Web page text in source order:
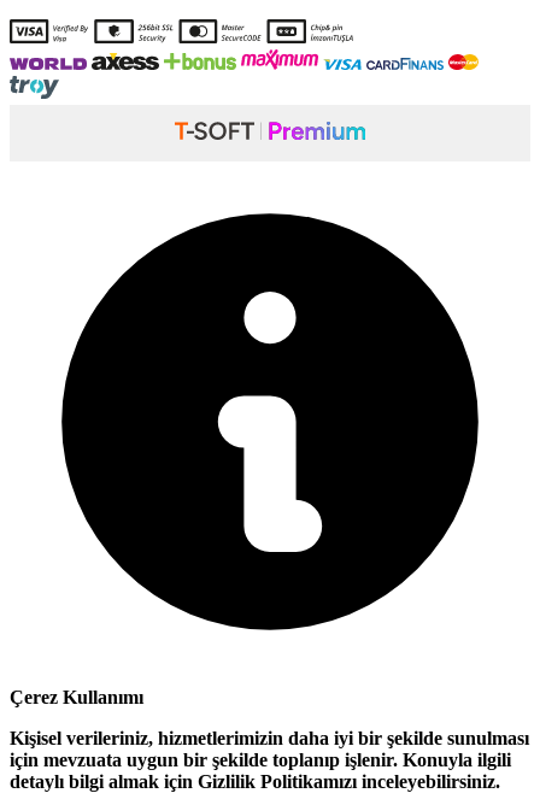
Çerez Kullanımı
Kişisel verileriniz, hizmetlerimizin daha iyi bir şekilde sunulması
için mevzuata uygun bir şekilde toplanıp işlenir. Konuyla ilgili
detaylı bilgi almak için Gizlilik Politikamızı inceleyebilirsiniz.